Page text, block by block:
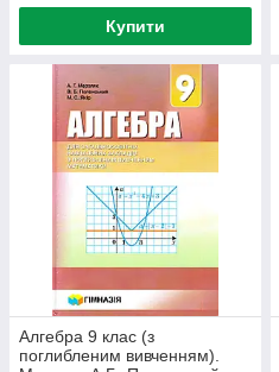
Купити
Алгебра 9 клас (з
поглибленим вивченням).